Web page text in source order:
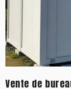
Vente de